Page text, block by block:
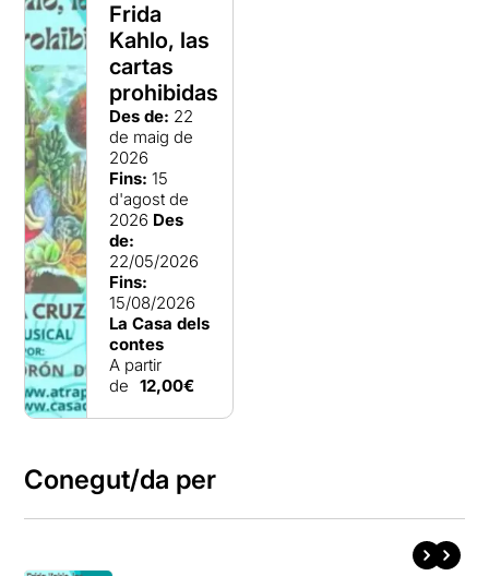
Frida
Kahlo, las
cartas
prohibidas
Des de: 22
de maig de
2026
Fins: 15
d'agost de
2026 Des
de:
22/05/2026
Fins:
15/08/2026
La Casa dels
contes
A partir
de 12,00€
Conegut/da per